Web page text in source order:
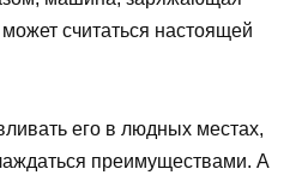
считаться настоящей
его в людных местах,
преимуществами. А